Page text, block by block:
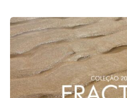
Criação